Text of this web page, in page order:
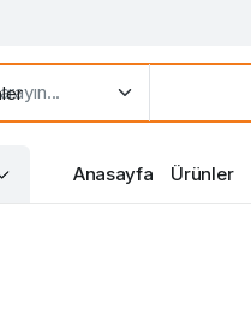
Anasayfa Ürünler